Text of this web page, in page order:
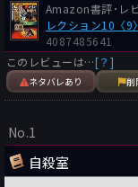
Amazon書評･レ
レクション10〈9
4087485641
このレビューは…[？]
ネタバレあり 削
No.1
自殺室